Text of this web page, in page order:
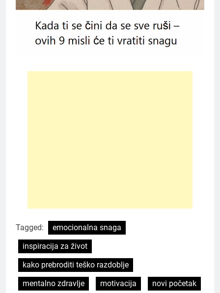
Tagged:
emocionalna snaga
inspiracija za život
kako prebroditi teško razdoblje
mentalno zdravlje
motivacija novi početak